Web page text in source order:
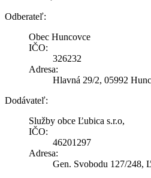
Odberateľ:
Obec Huncovce
IČO:
326232
Adresa:
Hlavná 29/2, 05992
Dodávateľ:
Služby obce Ľubica s.r.o,
IČO:
46201297
Adresa:
Gen. Svobodu 127/248,